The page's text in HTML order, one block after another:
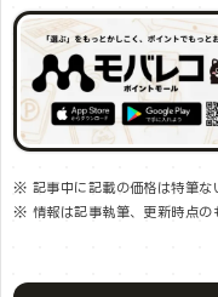
※ 記事中に記載の価格は特筆な
※ 情報は記事執筆、更新時点の